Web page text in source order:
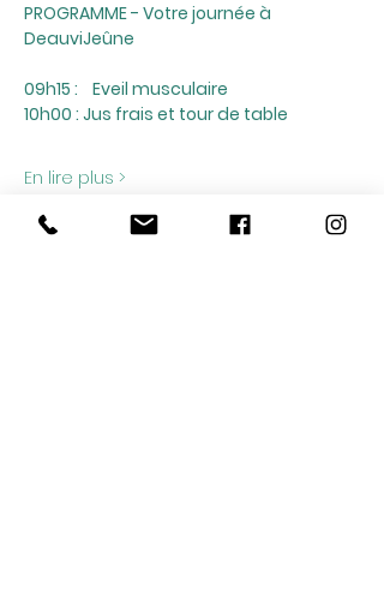
PROGRAMME - Votre journée à
DeauviJeûne
09h15 :    Eveil musculaire
10h00 : Jus frais et tour de table
En lire plus >